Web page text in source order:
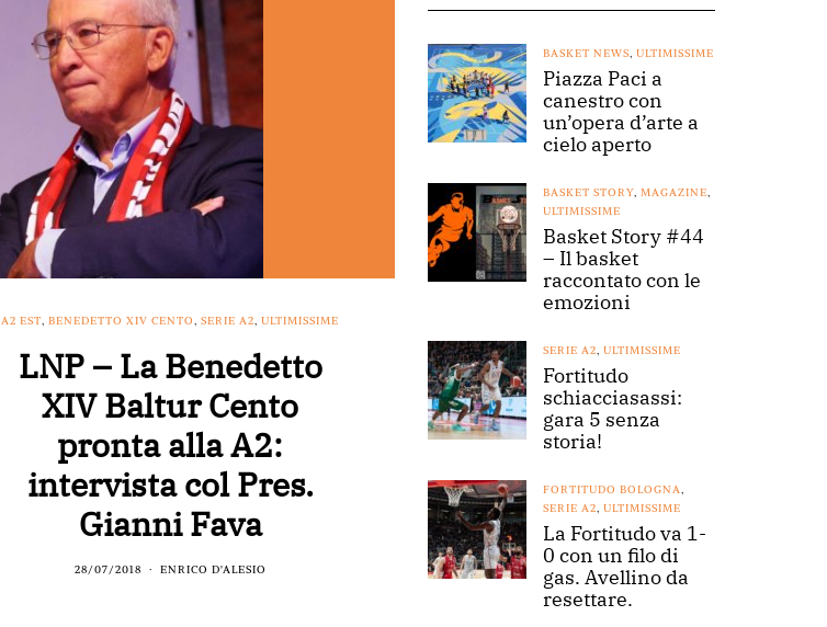
A2 EST,BENEDETTO XIV CENTO,SERIE A2,ULTIMISSIME
LNP – La Benedetto
XIV Baltur Cento
pronta alla A2:
intervista col Pres.
Gianni Fava
28/07/2018 ENRICO D'ALESIO
BASKET NEWS, ULTIMISSIME
Piazza Paci a
canestro con
un’opera d’arte a
cielo aperto
BASKET STORY, MAGAZINE,
ULTIMISSIME
Basket Story #44
– Il basket
raccontato con le
emozioni
SERIE A2, ULTIMISSIME
Fortitudo
schiacciasassi:
gara 5 senza
storia!
FORTITUDO BOLOGNA,
SERIE A2, ULTIMISSIME
La Fortitudo va 1-
0 con un filo di
gas. Avellino da
resettare.